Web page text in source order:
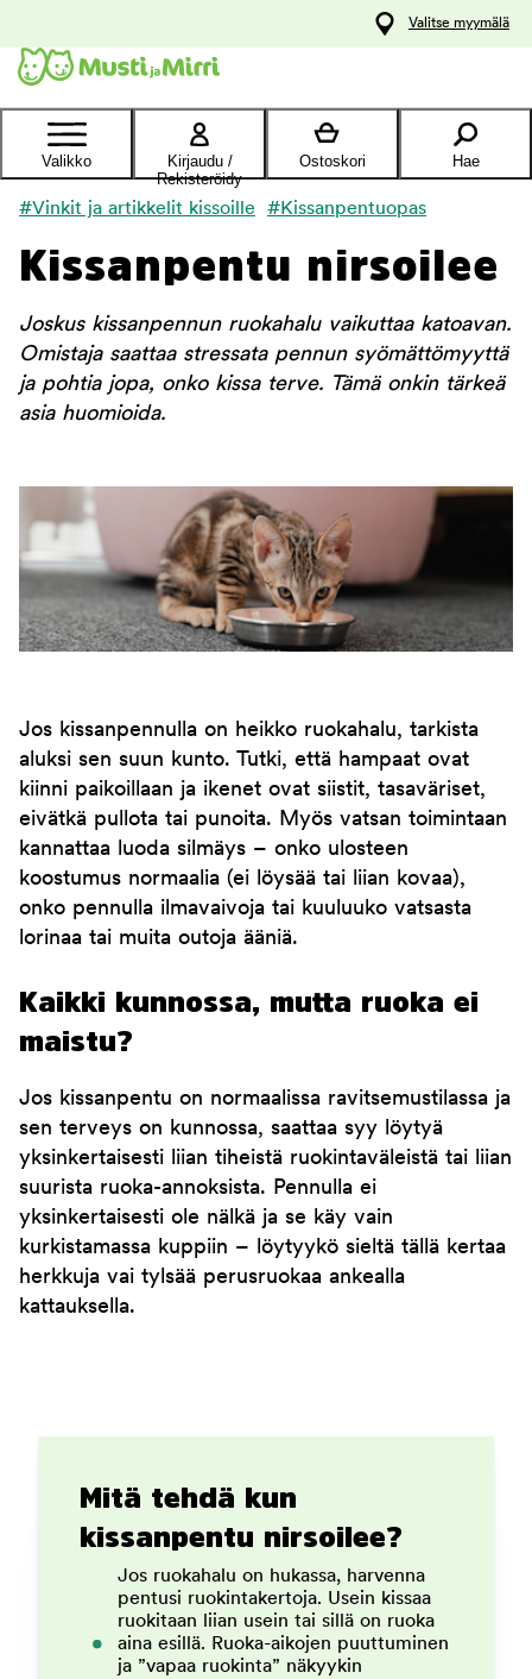
Ota yhteyttä
asiakaspalveluun
Valitse myymälä
Valikko
Kirjaudu /
Rekisteröidy
Ostoskori Hae
#Vinkit ja artikkelit kissoille #Kissanpentuopas
Kissanpentu nirsoilee
Joskus kissanpennun ruokahalu vaikuttaa katoavan.
Omistaja saattaa stressata pennun syömättömyyttä
ja pohtia jopa, onko kissa terve. Tämä onkin tärkeä
asia huomioida.
Jos kissanpennulla on heikko ruokahalu, tarkista
aluksi sen suun kunto. Tutki, että hampaat ovat
kiinni paikoillaan ja ikenet ovat siistit, tasaväriset,
eivätkä pullota tai punoita. Myös vatsan toimintaan
kannattaa luoda silmäys – onko ulosteen
koostumus normaalia (ei löysää tai liian kovaa),
onko pennulla ilmavaivoja tai kuuluuko vatsasta
lorinaa tai muita outoja ääniä.
Kaikki kunnossa, mutta ruoka ei
maistu?
Jos kissanpentu on normaalissa ravitsemustilassa ja
sen terveys on kunnossa, saattaa syy löytyä
yksinkertaisesti liian tiheistä ruokintaväleistä tai liian
suurista ruoka-annoksista. Pennulla ei
yksinkertaisesti ole nälkä ja se käy vain
kurkistamassa kuppiin – löytyykö sieltä tällä kertaa
herkkuja vai tylsää perusruokaa ankealla
kattauksella.
Mitä tehdä kun
kissanpentu nirsoilee?
Jos ruokahalu on hukassa, harvenna
pentusi ruokintakertoja. Usein kissaa
ruokitaan liian usein tai sillä on ruoka
aina esillä. Ruoka-aikojen puuttuminen
ja ”vapaa ruokinta” näkyykin